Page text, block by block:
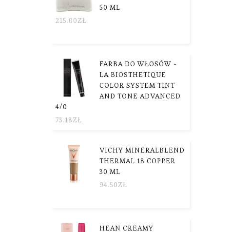
50 ML
215.00ZŁ
FARBA DO WŁOSÓW -
LA BIOSTHETIQUE
COLOR SYSTEM TINT
AND TONE ADVANCED
4/0
73.18ZŁ
VICHY MINERALBLEND
THERMAL 18 COPPER
30 ML
94.50ZŁ
HEAN CREAMY